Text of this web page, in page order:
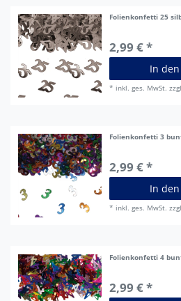
Folienkonfetti 25
2,99 € *
In
* inkl. ges. MwSt.
Folienkonfetti 3
2,99 € *
In
* inkl. ges. MwSt.
Folienkonfetti 4
2,99 € *